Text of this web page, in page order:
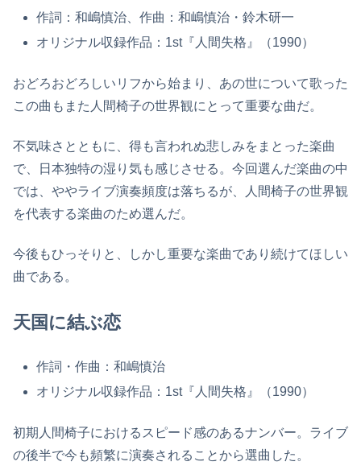
作詞：和嶋慎治、作曲：和嶋慎治・鈴木研一
オリジナル収録作品：1st『人間失格』（1990）
おどろおどろしいリフから始まり、あの世について歌った
この曲もまた人間椅子の世界観にとって重要な曲だ。
不気味さとともに、得も言われぬ悲しみをまとった楽曲
で、日本独特の湿り気も感じさせる。今回選んだ楽曲の中
では、ややライブ演奏頻度は落ちるが、人間椅子の世界観
を代表する楽曲のため選んだ。
今後もひっそりと、しかし重要な楽曲であり続けてほしい
曲である。
天国に結ぶ恋
作詞・作曲：和嶋慎治
オリジナル収録作品：1st『人間失格』（1990）
初期人間椅子におけるスピード感のあるナンバー。ライブ
の後半で今も頻繁に演奏されることから選曲した。